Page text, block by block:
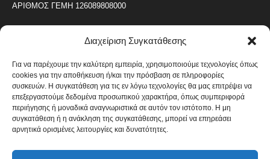
Διαχείριση Συγκατάθεσης
Για να παρέχουμε την καλύτερη εμπειρία, χρησιμοποιούμε τεχνολογίες όπως
cookies για την αποθήκευση ή/και την πρόσβαση σε πληροφορίες
συσκευών. Η συγκατάθεση για τις εν λόγω τεχνολογίες θα μας επιτρέψει να
επεξεργαστούμε δεδομένα προσωπικού χαρακτήρα, όπως συμπεριφορά
περιήγησης ή μοναδικά αναγνωριστικά σε αυτόν τον ιστότοπο. Η μη
συγκατάθεση ή η ανάκληση της συγκατάθεσης, μπορεί να επηρεάσει
αρνητικά ορισμένες λειτουργίες και δυνατότητες.
ΑΡΙΘΜΟΣ ΓΕΜΗ 126089808000
ΔΗΜΟΦΙΛΗ ΚΑΤΗΓΟΡΙΑ
ΝΕΑ ΤΟΥ ΠΕΙΡΑΙΑ 4486
ΟΛΥΜΠΙΑΚΟΣ
ΑΛΛΑ ΚΟΙΝΩΝΙΚΑ
ΕΙΔΗΣΕΙΣ ΝΑΥΤΙΛΙΑ
ΟΙΚΟΝΟΜΙΚΑ
ΚΑΛΛΙΤΕΧΝΙΚΑ 822